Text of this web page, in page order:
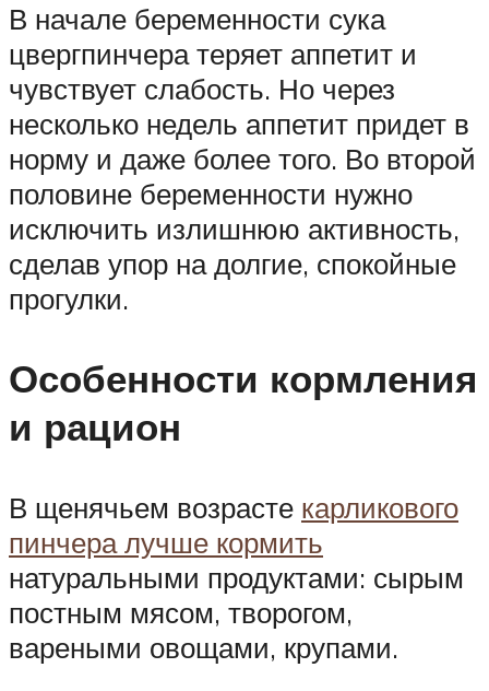
В начале беременности сука
цвергпинчера теряет аппетит и
чувствует слабость. Но через
несколько недель аппетит придет в
норму и даже более того. Во второй
половине беременности нужно
исключить излишнюю активность,
сделав упор на долгие, спокойные
прогулки.
Особенности кормления
и рацион
В щенячьем возрасте карликового
пинчера лучше кормить
натуральными продуктами: сырым
постным мясом, творогом,
вареными овощами, крупами.